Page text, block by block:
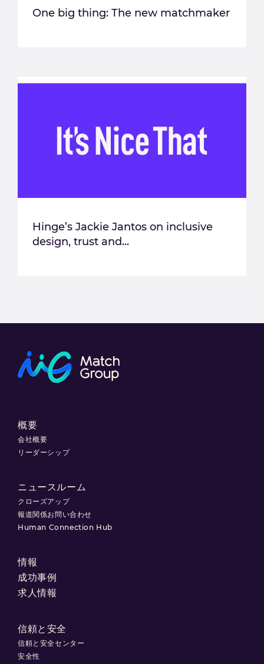
One big thing: The new matchmaker
Hinge’s Jackie Jantos on inclusive
design, trust and...
概要
会社概要
リーダーシップ
ニュースルーム
クローズアップ
報道関係お問い合わせ
Human Connection Hub
情報
成功事例
求人情報
信頼と安全
信頼と安全センター
安全性